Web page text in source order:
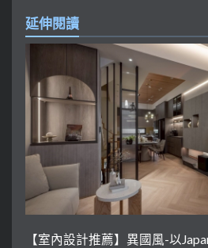
延伸閱讀
【室內設計推薦】異國風-以